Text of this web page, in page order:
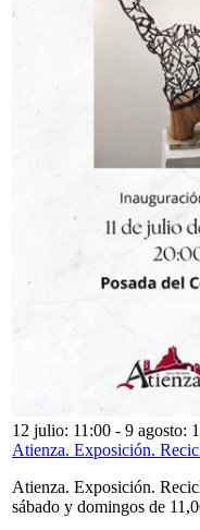
12 julio: 11:00 - 9 agosto:
Atienza. Exposición.
Atienza. Exposición.
sábado y domingos de